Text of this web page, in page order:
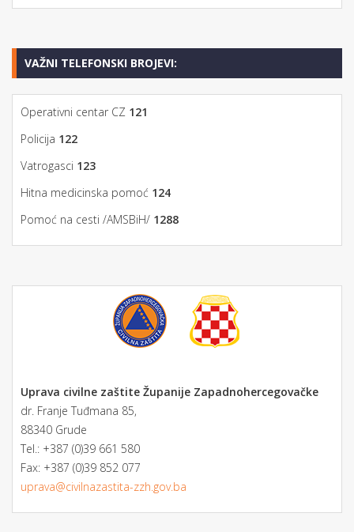
VAŽNI TELEFONSKI BROJEVI:
Operativni centar CZ 121
Policija 122
Vatrogasci 123
Hitna medicinska pomoć 124
Pomoć na cesti /AMSBiH/ 1288
Uprava civilne zaštite Županije Zapadnohercegovačke
dr. Franje Tuđmana 85,
88340 Grude
Tel.: +387 (0)39 661 580
Fax: +387 (0)39 852 077
uprava@civilnazastita-zzh.gov.ba